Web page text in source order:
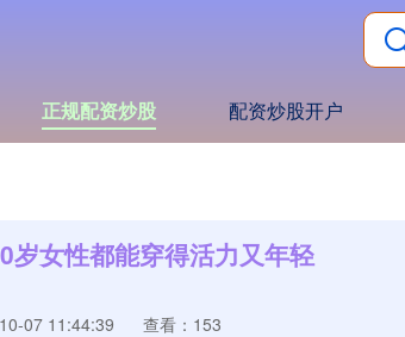
正规配资炒股 配资炒股开户
岁女性都能穿得活力又年轻
07 11:44:39 查看：153